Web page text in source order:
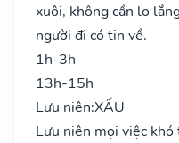
xuôi, không cần lo
người đi có tin về.
1h-3h
13h-15h
Lưu niên:XẤU
Lưu niên mọi việc khó